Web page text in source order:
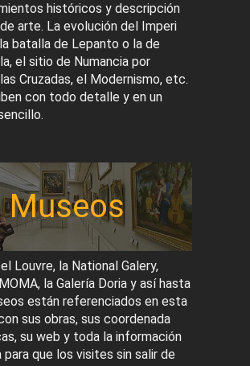
históricos y descripción
arte. La evolución del Imperi
batalla de Lepanto o la de
el sitio de Numancia por
Cruzadas, el Modernismo, etc.
con todo detalle y en un
Museos
Louvre, la National Galery,
la Galería Doria y así hasta
están referenciados en esta
sus obras, sus coordenada
su web y toda la información
para que los visites sin salir de